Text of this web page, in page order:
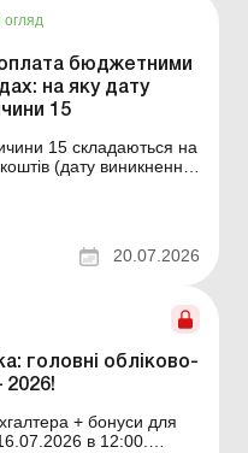
огляд
оплата бюджетними
на яку дату
15
15 складаються на
(дату виникнення
останнього дня
таких коштів.
20.07.2026
головні обліково-
2026!
+ бонуси для
в 12:00.